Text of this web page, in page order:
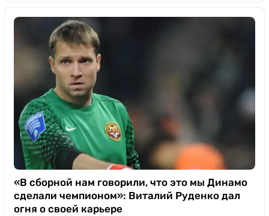
«В сборной нам говорили, что это мы Динамо
сделали чемпионом»: Виталий Руденко дал
огня о своей карьере